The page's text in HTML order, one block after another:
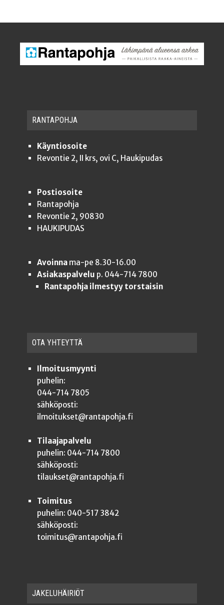
RAN­TA­POH­JA
Käyntiosoite
Revontie 2, II krs, ovi C, Haukipudas
Postiosoite
Rantapohja
Revontie 2, 90830
HAUKIPUDAS
Avoinnama-pe 8.30-16.00
Asiakaspalvelu p. 044-714 7800
Rantapohja ilmestyy torstaisin
OTA YHTEYT­TÄ
Ilmoitusmyynti
puhelin:
044-714 7805
sähköposti:
ilmoitukset@rantapohja.fi
Tilaajapalvelu
puhelin: 044-714 7800
sähköposti:
tilaukset@rantapohja.fi
Toimitus
puhelin: 040-517 3842
sähköposti:
toimitus@rantapohja.fi
JAKE­LU­HÄI­RIÖT